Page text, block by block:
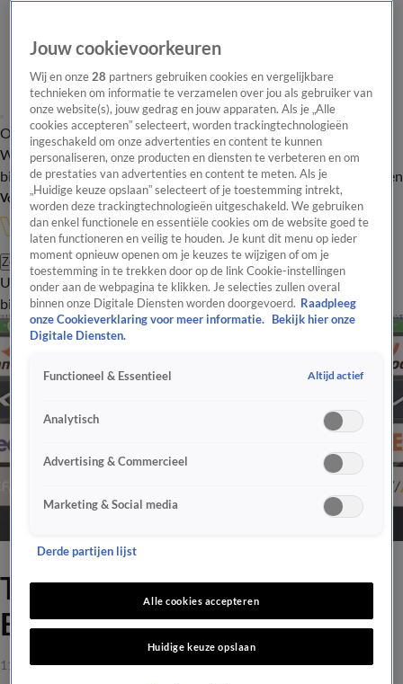
Overzicht Onze programma's Uitzendingen Onze gezichten
In de
WandelgangenInterviewsUitzending
bijwonenPodcastShopVeelgestelde vragenKijkersvraag insturen
Volg Vandaag Inside
Zoeken
UitzendingenVandaag InsideDe OranjezomerShopUitzending
bijwonen
Ten Hag: 'We hebben Young
Boys kapot gespeeld'
11 mrt 2021, 23:10
Jouw cookievoorkeuren
Wij en onze28 partners gebruiken cookies en vergelijkbare
technieken om informatie te verzamelen over jou als gebruiker van
onze website(s), jouw gedrag en jouw apparaten. Als je „Alle
cookies accepteren” selecteert, worden trackingtechnologieën
ingeschakeld om onze advertenties en content te kunnen
personaliseren, onze producten en diensten te verbeteren en om
de prestaties van advertenties en content te meten. Als je
„Huidige keuze opslaan” selecteert of je toestemming intrekt,
worden deze trackingtechnologieën uitgeschakeld. We gebruiken
dan enkel functionele en essentiële cookies om de website goed te
laten functioneren en veilig te houden. Je kunt dit menu op ieder
moment opnieuw openen om je keuzes te wijzigen of om je
toestemming in te trekken door op de link Cookie-instellingen
onder aan de webpagina te klikken. Je selecties zullen overal
binnen onze Digitale Diensten worden doorgevoerd. Raadpleeg
onze Cookieverklaring voor meer informatie.
Bekijk hier onze
Digitale Diensten.
Functioneel & Essentieel Altijd actief
Analytisch
Advertising & Commercieel
Marketing & Social media
Derde partijen lijst
Alle cookies accepteren
Huidige keuze opslaan